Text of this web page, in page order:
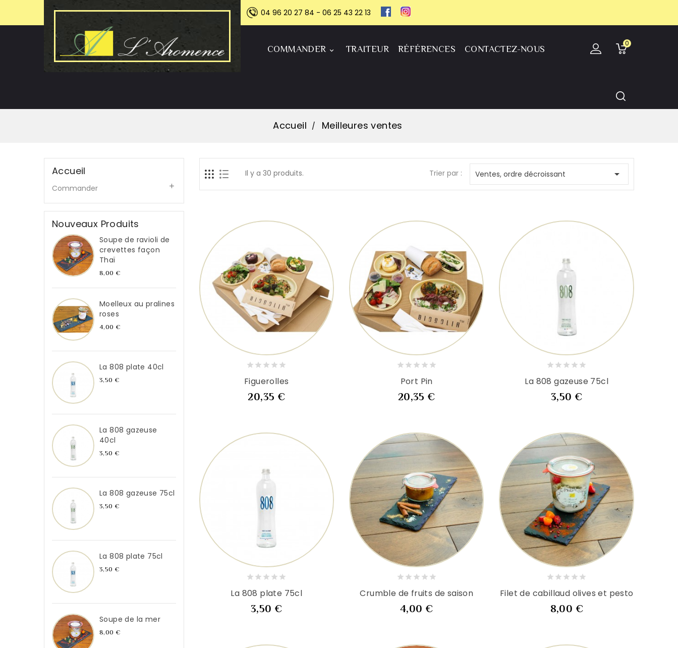
04 96 20 27 84 - 06 25 43 22 13

COMMANDER TRAITEUR RÉFÉRENCES CONTACTEZ-NOUS
0
Accueil Meilleures ventes
Accueil
Commander 
Nouveaux Produits
Soupe de ravioli de
crevettes façon
Thaï
8,00 €Prix
Moelleux au pralines
roses
4,00 €Prix
La 808 plate 40cl
3,50 €Prix
La 808 gazeuse
40cl
3,50 €Prix
La 808 gazeuse 75cl
3,50 €Prix
La 808 plate 75cl
3,50 €Prix
Soupe de la mer
8,00 €Prix
Il y a 30 produits. Trier par : Ventes, ordre décroissant 
Figuerolles
20,35 €Prix
Port Pin
20,35 €Prix
Nouveau
La 808 gazeuse 75cl
3,50 €Prix
Nouveau
La 808 plate 75cl
3,50 €Prix
Crumble de fruits de saison
4,00 €Prix
Filet de cabillaud olives et pesto
8,00 €Prix